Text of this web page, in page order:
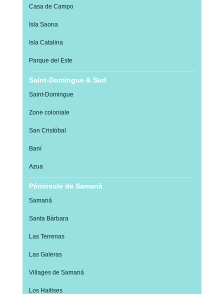
Casa de Campo
Isla Saona
Isla Catalina
Parque del Este
Saint-Domingue & Sud
Saint-Domingue
Zone coloniale
San Cristóbal
Baní
Azua
Péninsule de Samaná
Samaná
Santa Bárbara
Las Terrenas
Las Galeras
Villages de Samaná
Los Haitises